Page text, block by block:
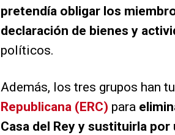
pretendía obligar los
declaración de bienes y
políticos.
Además, los tres grupos han
Republicana (ERC) para
Casa del Rey y sustituirla